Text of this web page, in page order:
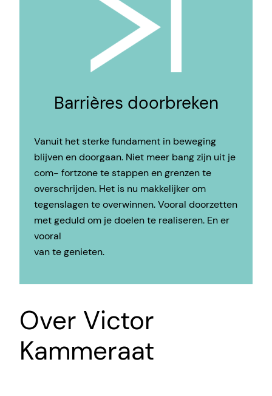
Barrières doorbreken
Vanuit het sterke fundament in beweging
blijven en doorgaan. Niet meer bang zijn uit je
com- fortzone te stappen en grenzen te
overschrijden. Het is nu makkelijker om
tegenslagen te overwinnen. Vooral doorzetten
met geduld om je doelen te realiseren. En er
vooral
van te genieten.
Over Victor
Kammeraat